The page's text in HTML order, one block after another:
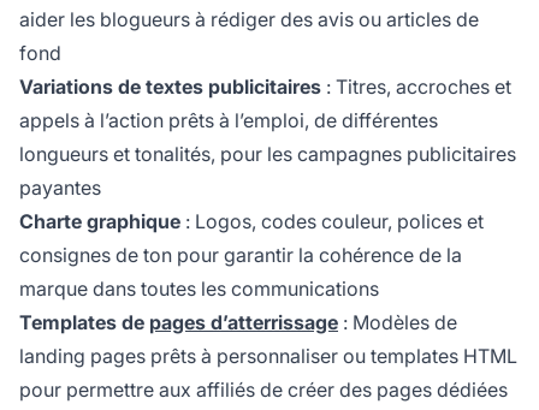
aider les blogueurs à rédiger des avis ou articles de
fond
Variations de textes publicitaires : Titres, accroches et
appels à l’action prêts à l’emploi, de différentes
longueurs et tonalités, pour les campagnes publicitaires
payantes
Charte graphique : Logos, codes couleur, polices et
consignes de ton pour garantir la cohérence de la
marque dans toutes les communications
Templates de pages d’atterrissage : Modèles de
landing pages prêts à personnaliser ou templates HTML
pour permettre aux affiliés de créer des pages dédiées